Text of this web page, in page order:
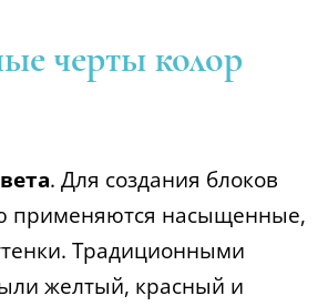
черты колор
. Для создания блоков
применяются насыщенные,
Традиционными
желтый, красный и